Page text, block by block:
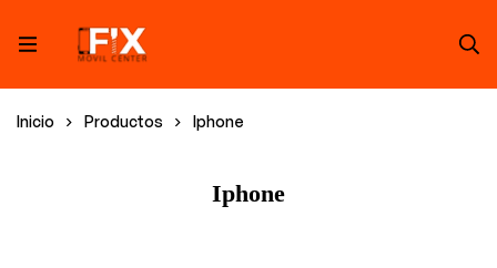
Inicio Productos Iphone
Iphone